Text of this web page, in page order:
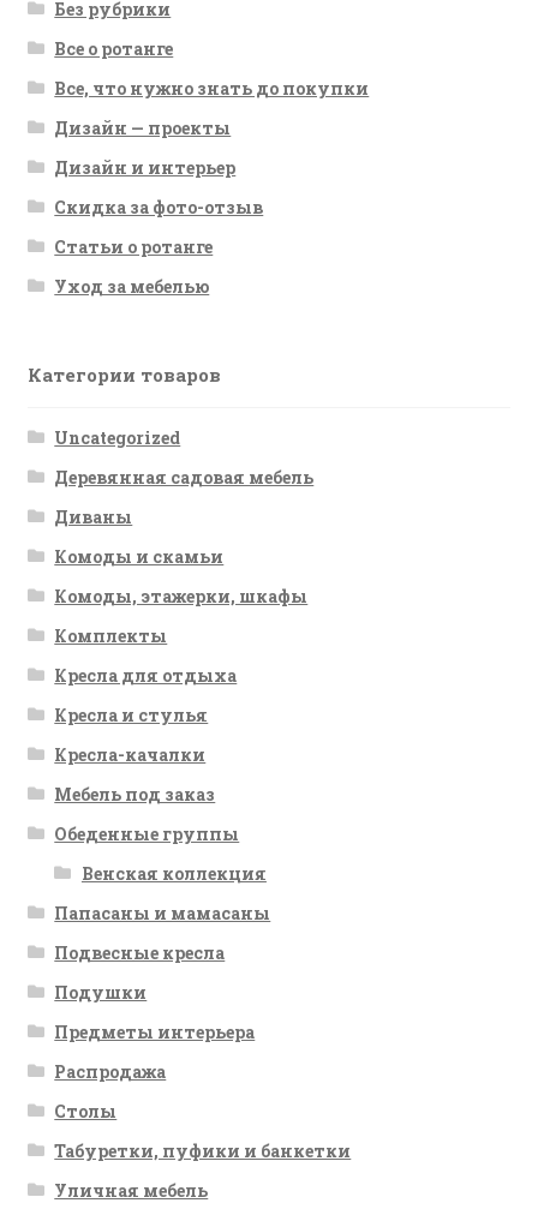
Без рубрики
Все о ротанге
Все, что нужно знать до покупки
Дизайн — проекты
Дизайн и интерьер
Скидка за фото-отзыв
Статьи о ротанге
Уход за мебелью
Категории товаров
Uncategorized
Деревянная садовая мебель
Диваны
Комоды и скамьи
Комоды, этажерки, шкафы
Комплекты
Кресла для отдыха
Кресла и стулья
Кресла-качалки
Мебель под заказ
Обеденные группы
Венская коллекция
Папасаны и мамасаны
Подвесные кресла
Подушки
Предметы интерьера
Распродажа
Столы
Табуретки, пуфики и банкетки
Уличная мебель